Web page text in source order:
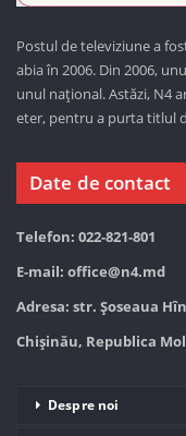
Postul de televiziune a
abia în 2006. Din 2006,
unul național. Astăzi, N4
eter, pentru a purta titlul
Date de contact
Telefon: 022-821-801
E-mail: office@n4.md
Adresa: str. Șoseaua
Chișinău, Republica
Despre noi